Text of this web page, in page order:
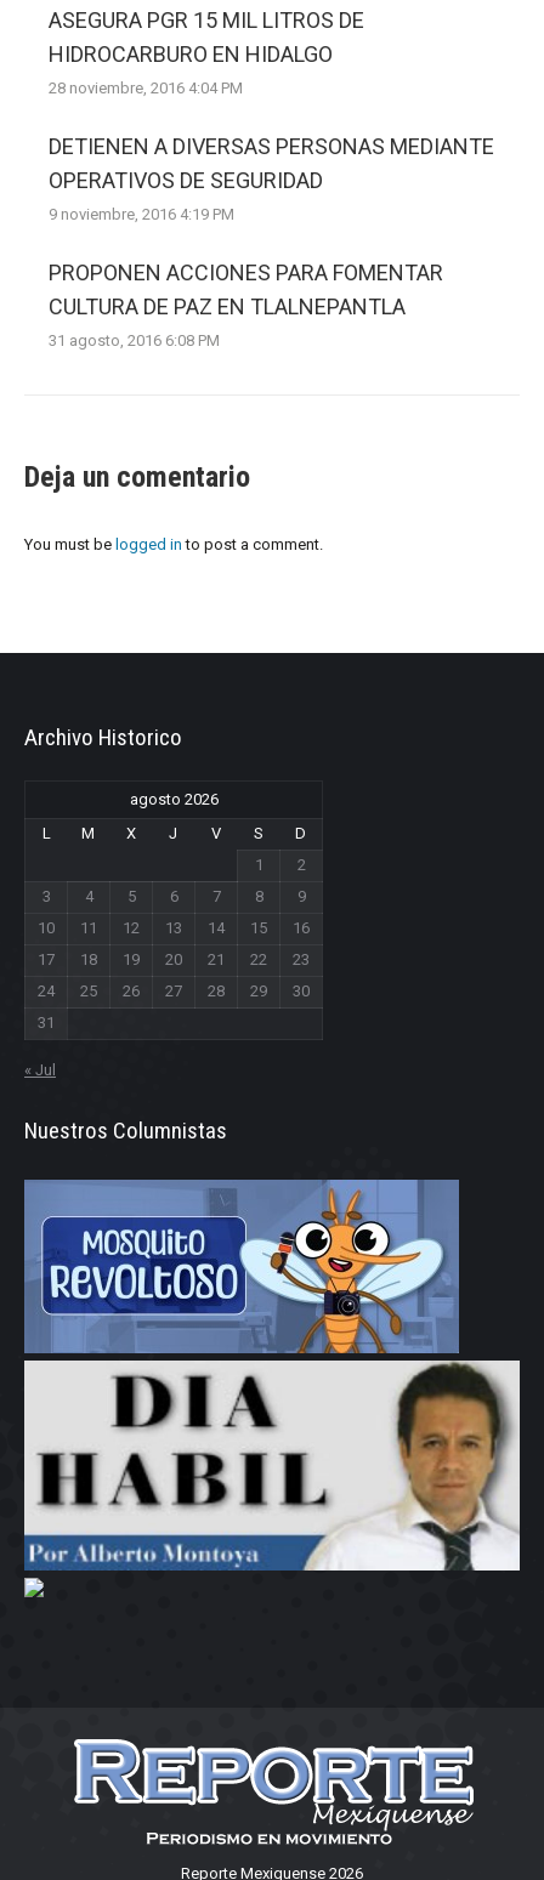
ASEGURA PGR 15 MIL LITROS DE
HIDROCARBURO EN HIDALGO
28 noviembre, 2016 4:04 PM
DETIENEN A DIVERSAS PERSONAS MEDIANTE
OPERATIVOS DE SEGURIDAD
9 noviembre, 2016 4:19 PM
PROPONEN ACCIONES PARA FOMENTAR
CULTURA DE PAZ EN TLALNEPANTLA
31 agosto, 2016 6:08 PM
Deja un comentario
You must be logged in to post a comment.
Archivo Historico
agosto 2026
L
M X J V S
D
1
2
3
4 5 6 7 8
9
10
11 12 13 14 15
16
17
18 19 20 21 22
23
24
25 26 27 28 29
30
31
« Jul
Nuestros Columnistas
Reporte Mexiquense 2026